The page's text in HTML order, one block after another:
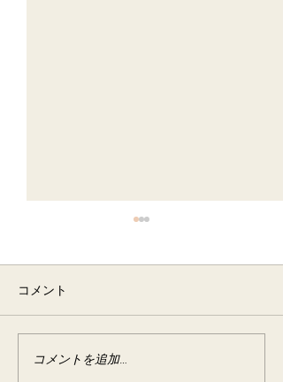
野草の酵素作りイベント
コメント
コメントを追加…